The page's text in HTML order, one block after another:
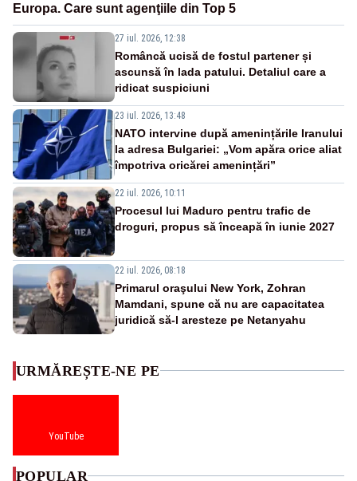
Europa. Care sunt agenţiile din Top 5
27 iul. 2026, 12:38
Româncă ucisă de fostul partener și
ascunsă în lada patului. Detaliul care a
ridicat suspiciuni
23 iul. 2026, 13:48
NATO intervine după amenințările Iranului
la adresa Bulgariei: „Vom apăra orice aliat
împotriva oricărei amenințări”
22 iul. 2026, 10:11
Procesul lui Maduro pentru trafic de
droguri, propus să înceapă în iunie 2027
22 iul. 2026, 08:18
Primarul oraşului New York, Zohran
Mamdani, spune că nu are capacitatea
juridică să-l aresteze pe Netanyahu
URMĂREȘTE-NE PE
YouTube
POPULAR